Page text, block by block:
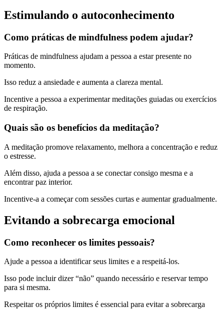
Estimulando o autoconhecimento
Como práticas de mindfulness podem ajudar?
Práticas de mindfulness ajudam a pessoa a estar presente no
momento.
Isso reduz a ansiedade e aumenta a clareza mental.
Incentive a pessoa a experimentar meditações guiadas ou exercícios
de respiração.
Quais são os benefícios da meditação?
A meditação promove relaxamento, melhora a concentração e reduz
o estresse.
Além disso, ajuda a pessoa a se conectar consigo mesma e a
encontrar paz interior.
Incentive-a a começar com sessões curtas e aumentar gradualmente.
Evitando a sobrecarga emocional
Como reconhecer os limites pessoais?
Ajude a pessoa a identificar seus limites e a respeitá-los.
Isso pode incluir dizer “não” quando necessário e reservar tempo
para si mesma.
Respeitar os próprios limites é essencial para evitar a sobrecarga